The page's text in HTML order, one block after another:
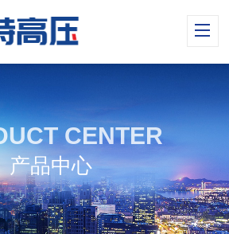
CENTER
产品中心